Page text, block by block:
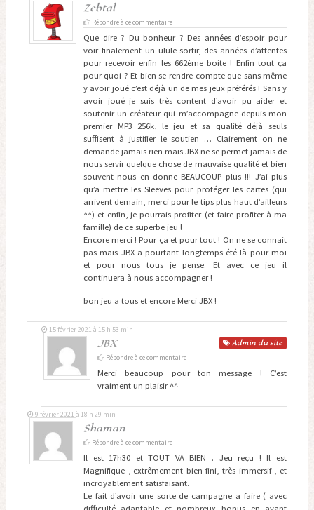
Zebtal
Répondre à ce commentaire
Que dire ? Du bonheur ? Des années d’espoir pour
voir finalement un ulule sortir, des années d’attentes
pour recevoir enfin les 662ème boite ! Enfin tout ça
pour quoi ? Et bien se rendre compte que sans même
y avoir joué c’est déjà un de mes jeux préférés ! Sans y
avoir joué je suis très content d’avoir pu aider et
soutenir un créateur qui m’accompagne depuis mon
premier MP3 256k, le jeu et sa qualité déjà seuls
suffisent à justifier le soutien … Clairement on ne
demande jamais rien mais JBX ne se permet jamais de
nous servir quelque chose de mauvaise qualité et bien
souvent nous en donne BEAUCOUP plus !!! J’ai plus
qu’a mettre les Sleeves pour protéger les cartes (qui
arrivent demain, merci pour le tips plus haut d’ailleurs
^^) et enfin, je pourrais profiter (et faire profiter à ma
famille) de ce superbe jeu !
Encore merci ! Pour ça et pour tout ! On ne se connait
pas mais JBX a pourtant longtemps été là pour moi
et pour nous tous je pense. Et avec ce jeu il
continuera à nous accompagner !
bon jeu a tous et encore Merci JBX !
JBX Admin du site
15 février 2021 à 15 h 53 min
Répondre à ce commentaire
Merci beaucoup pour ton message ! C’est
vraiment un plaisir ^^
Shaman
9 février 2021 à 18 h 29 min
Répondre à ce commentaire
Il est 17h30 et TOUT VA BIEN . Jeu reçu ! Il est
Magnifique , extrêmement bien fini, très immersif , et
incroyablement satisfaisant.
Le fait d’avoir une sorte de campagne a faire ( avec